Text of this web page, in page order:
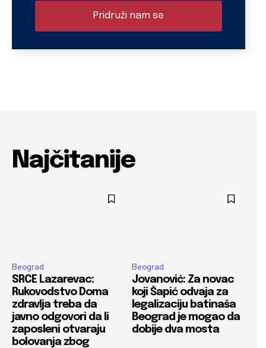
Pridruži nam se
Najčitanije
Beograd
SRCE Lazarevac:
Rukovodstvo Doma
zdravlja treba da
javno odgovori da li
zaposleni otvaraju
bolovanja zbog
Beograd
Jovanović: Za novac
koji Šapić odvaja za
legalizaciju batinaša
Beograd je mogao da
dobije dva mosta